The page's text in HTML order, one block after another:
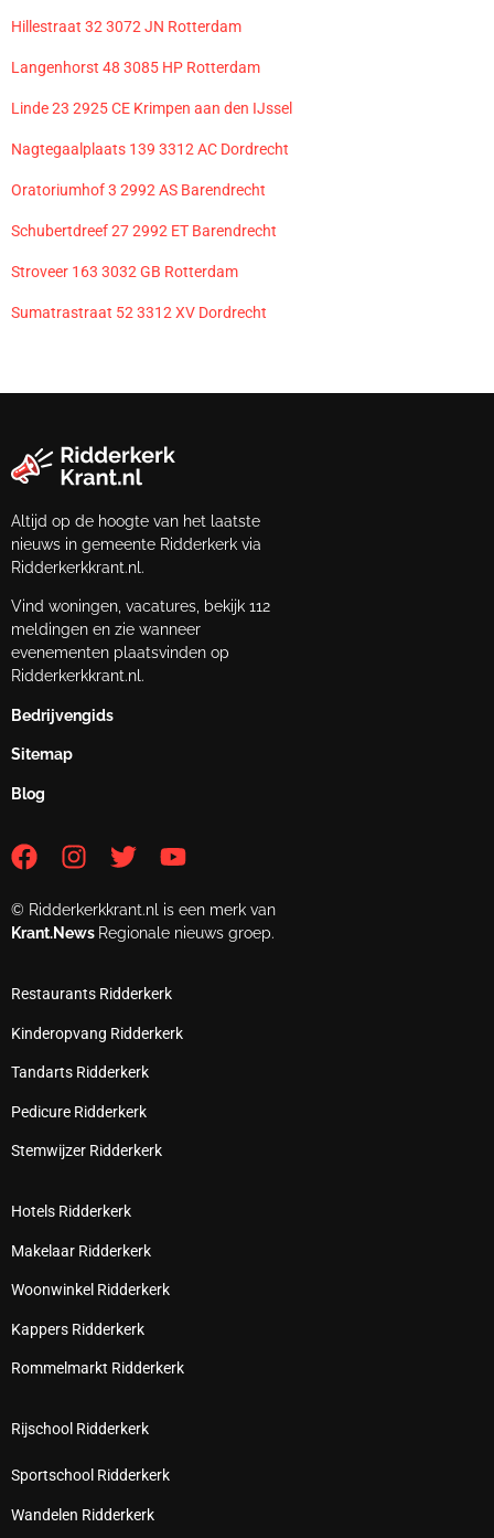
Hillestraat 32 3072 JN Rotterdam
Langenhorst 48 3085 HP Rotterdam
Linde 23 2925 CE Krimpen aan den IJssel
Nagtegaalplaats 139 3312 AC Dordrecht
Oratoriumhof 3 2992 AS Barendrecht
Schubertdreef 27 2992 ET Barendrecht
Stroveer 163 3032 GB Rotterdam
Sumatrastraat 52 3312 XV Dordrecht
Altijd op de hoogte van het laatste
nieuws in gemeente Ridderkerk via
Ridderkerkkrant.nl.
Vind woningen, vacatures, bekijk 112
meldingen en zie wanneer
evenementen plaatsvinden op
Ridderkerkkrant.nl.
Bedrijvengids
Sitemap
Blog
© Ridderkerkkrant.nl is een merk van
Krant.News Regionale nieuws groep.
Restaurants Ridderkerk
Kinderopvang Ridderkerk
Tandarts Ridderkerk
Pedicure Ridderkerk
Stemwijzer Ridderkerk
Hotels Ridderkerk
Makelaar Ridderkerk
Woonwinkel Ridderkerk
Kappers Ridderkerk
Rommelmarkt Ridderkerk
Rijschool Ridderkerk
Sportschool Ridderkerk
Wandelen Ridderkerk